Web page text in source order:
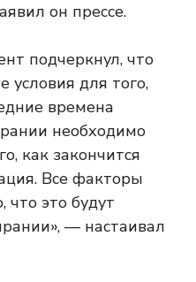
он прессе.
подчеркнул, что
условия для того,
времена
необходимо
как закончится
Все факторы
что это будут
— настаивал